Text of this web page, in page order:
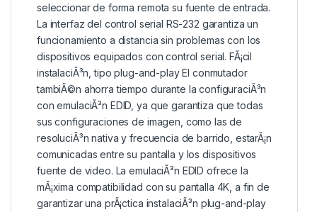
seleccionar de forma remota su fuente de entrada.
La interfaz del control serial RS-232 garantiza un
funcionamiento a distancia sin problemas con los
dispositivos equipados con control serial. FÃ¡cil
instalaciÃ³n, tipo plug-and-play El conmutador
tambiÃ©n ahorra tiempo durante la configuraciÃ³n
con emulaciÃ³n EDID, ya que garantiza que todas
sus configuraciones de imagen, como las de
resoluciÃ³n nativa y frecuencia de barrido, estarÃ¡n
comunicadas entre su pantalla y los dispositivos
fuente de video. La emulaciÃ³n EDID ofrece la
mÃ¡xima compatibilidad con su pantalla 4K, a fin de
garantizar una prÃ¡ctica instalaciÃ³n plug-and-play